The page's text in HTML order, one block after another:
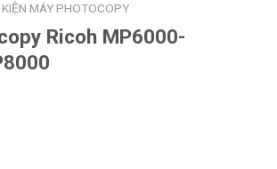
KIỆN MÁY PHOTOCOPY
Ricoh MP6000-